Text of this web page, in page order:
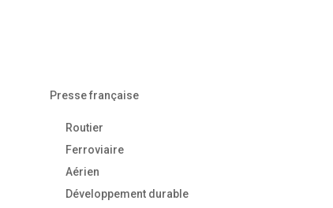
Presse française
Routier
Ferroviaire
Aérien
Développement durable